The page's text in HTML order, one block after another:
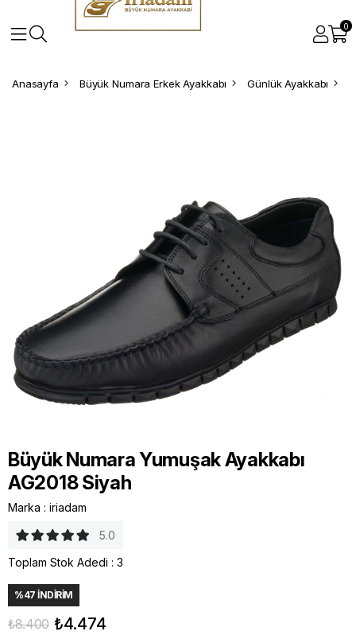
0
Anasayfa Büyük Numara Erkek Ayakkabı Günlük Ayakkabı
Büyük Numara Yumuşak Ayakkabı
AG2018 Siyah
Marka : iriadam
5.0
Toplam Stok Adedi : 3
%47 İNDIRIM
₺8.400 ₺4.474